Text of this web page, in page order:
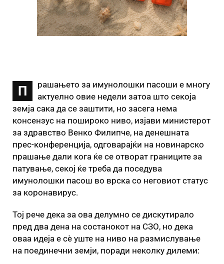
П
рашањето за имунолошки пасоши е многу
актуелно овие недели затоа што секоја
земја сака да се заштити, но засега нема
консензус на пошироко ниво, изјави министерот
за здравство Венко Филипче, на денешната
прес-конференција, одговарајќи на новинарско
прашање дали кога ќе се отворат границите за
патување, секој ќе треба да поседува
имунолошки пасош во врска со неговиот статус
за коронавирус.
Тој рече дека за ова делумно се дискутирало
пред два дена на состанокот на СЗО, но дека
оваа идеја е сѐ уште на ниво на размислување
на поединечни земји, поради неколку дилеми: